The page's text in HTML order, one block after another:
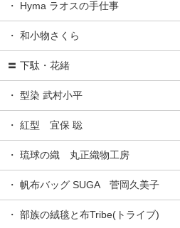
・ Hyma ラオスの手仕事
・ 和小物さくら
〓 下駄・花緒
・ 型染 武村小平
・ 紅型 宜保 聡
・ 琉球の織 丸正織物工房
・ 帆布バッグ SUGA 菅岡久美子
・ 部族の絨毯と布Tribe(トライブ)